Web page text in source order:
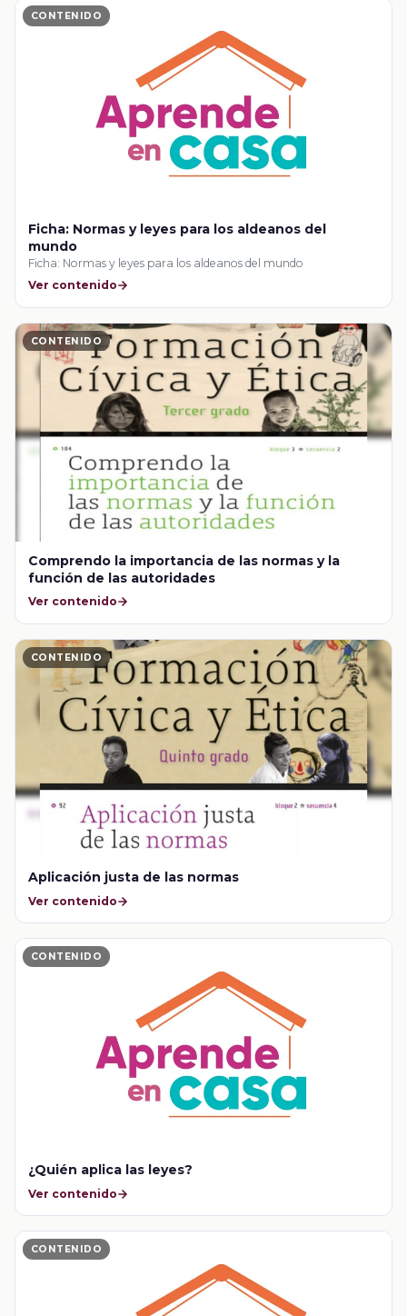
CONTENIDO
Ficha: Normas y leyes para los aldeanos del
mundo
Ficha: Normas y leyes para los aldeanos del mundo
Ver contenido
CONTENIDO
Comprendo la importancia de las normas y la
función de las autoridades
Ver contenido
CONTENIDO
Aplicación justa de las normas
Ver contenido
CONTENIDO
¿Quién aplica las leyes?
Ver contenido
CONTENIDO